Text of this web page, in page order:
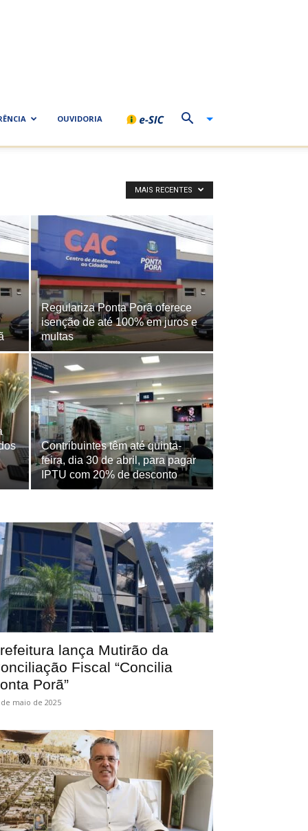
OUVIDORIA
MAIS RECENTES
Regulariza Ponta Porã oferece
isenção de até 100% em juros e
multas
Contribuintes têm até quinta-
feira, dia 30 de abril, para pagar
IPTU com 20% de desconto
lança Mutirão da
Fiscal “Concilia
Porã”
maio de 2025